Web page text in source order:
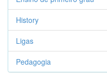
History
Ligas
Pedagogia